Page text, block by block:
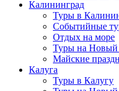
Калининград
Туры в
Событийные
Отдых на море
Туры на Новый
Майские
Калуга
Туры в Калугу